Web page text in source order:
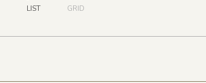
LIST GRID